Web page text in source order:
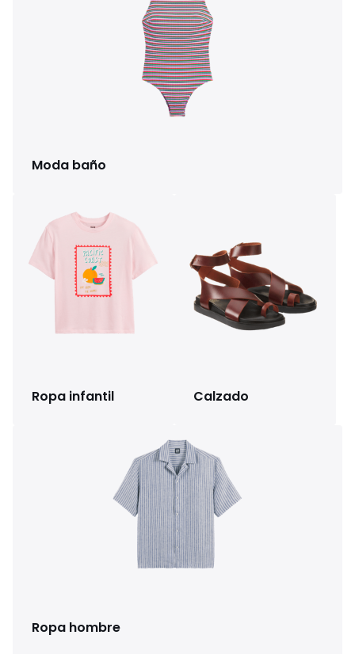
Moda baño
Ropa infantil Calzado
Ropa hombre